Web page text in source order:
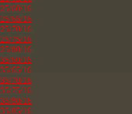
60/16
65/16
70/16
75/16
80/16
60/16
65/16
70/16
75/16
80/16
85/16